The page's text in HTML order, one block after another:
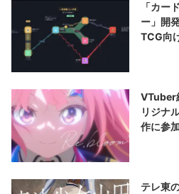
「カー
ー」開
TCG向
VTuber
リジナ
作に参加
テレ東